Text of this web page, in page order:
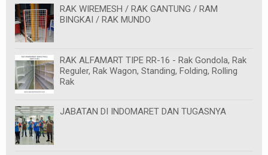
RAK WIREMESH / RAK GANTUNG / RAM
BINGKAI / RAK MUNDO
RAK ALFAMART TIPE RR-16 - Rak Gondola, Rak
Reguler, Rak Wagon, Standing, Folding, Rolling
Rak
JABATAN DI INDOMARET DAN TUGASNYA